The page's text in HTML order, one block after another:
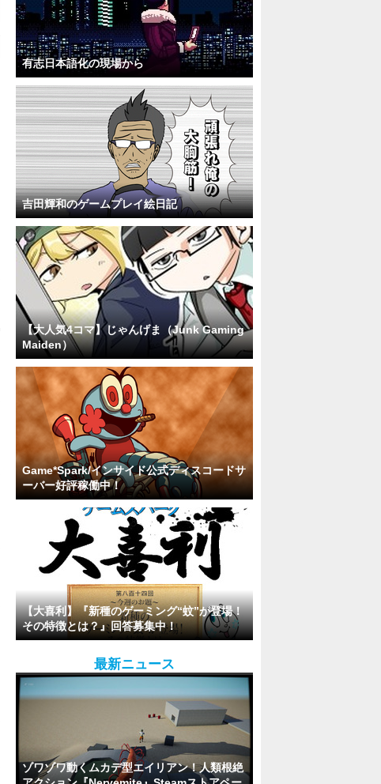
有志日本語化の現場から
吉田輝和のゲームプレイ絵日記
【大人気4コマ】じゃんげま（Junk Gaming
Maiden）
Game*Spark/インサイド公式ディスコードサ
ーバー好評稼働中！
【大喜利】『新種のゲーミング“蚊”が登場！
その特徴とは？』回答募集中！
最新ニュース
ゾワゾワ動くムカデ型エイリアン！人類根絶